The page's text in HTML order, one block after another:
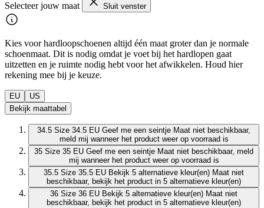
Selecteer jouw maat Sluit venster
Kies voor hardloopschoenen altijd één maat groter dan je normale
schoenmaat. Dit is nodig omdat je voet bij het hardlopen gaat
uitzetten en je ruimte nodig hebt voor het afwikkelen. Houd hier
rekening mee bij je keuze.
EU
US
Bekijk maattabel
34.5 Size 34.5 EU Geef me een seintje Maat niet beschikbaar,
meld mij wanneer het product weer op voorraad is
35 Size 35 EU Geef me een seintje Maat niet beschikbaar, meld
mij wanneer het product weer op voorraad is
35.5 Size 35.5 EU Bekijk 5 alternatieve kleur(en) Maat niet
beschikbaar, bekijk het product in 5 alternatieve kleur(en)
36 Size 36 EU Bekijk 5 alternatieve kleur(en) Maat niet
beschikbaar, bekijk het product in 5 alternatieve kleur(en)